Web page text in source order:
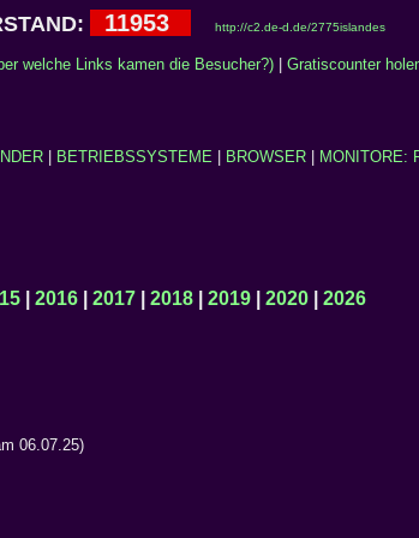
11953 http://c2.de-d.de/2775islandes
welche Links kamen die Besucher?)| Gratiscounter
BETRIEBSSYSTEME BROWSER MONITORE:
2016 2017 2018 2019 2020 2026
06.07.25)